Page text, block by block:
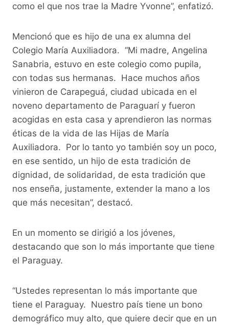
como el que nos trae la Madre Yvonne”, enfatizó.
Mencionó que es hijo de una ex alumna del
Colegio María Auxiliadora. “Mi madre, Angelina
Sanabria, estuvo en este colegio como pupila,
con todas sus hermanas. Hace muchos años
vinieron de Carapeguá, ciudad ubicada en el
noveno departamento de Paraguarí y fueron
acogidas en esta casa y aprendieron las normas
éticas de la vida de las Hijas de María
Auxiliadora. Por lo tanto yo también soy un poco,
en ese sentido, un hijo de esta tradición de
dignidad, de solidaridad, de esta tradición que
nos enseña, justamente, extender la mano a los
que más necesitan”, destacó.
En un momento se dirigió a los jóvenes,
destacando que son lo más importante que tiene
el Paraguay.
“Ustedes representan lo más importante que
tiene el Paraguay. Nuestro país tiene un bono
demográfico muy alto, que quiere decir que en un